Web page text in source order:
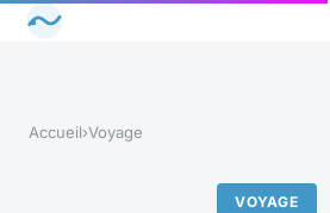
Accueil›Voyage
VOYAGE